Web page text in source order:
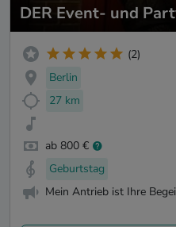
DER Event- und
(2)
Berlin
27 km
ab 800 €
Geburtstag
Mein Antrieb ist Ihre